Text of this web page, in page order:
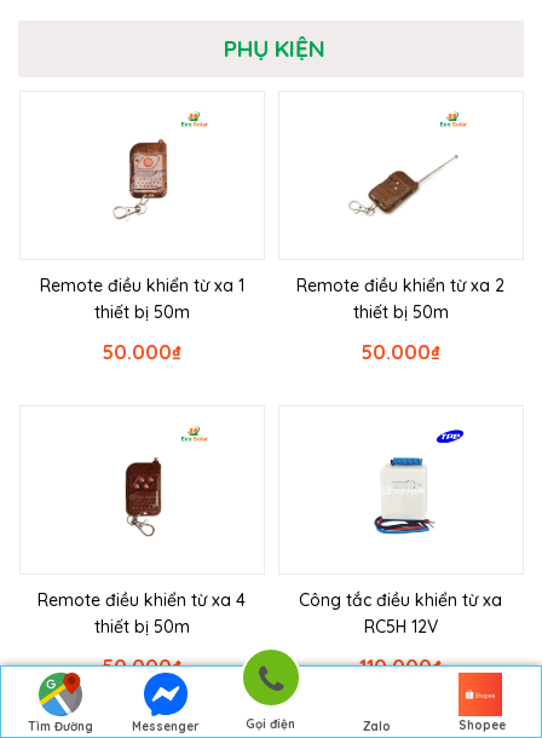
Tìm Đường
Messenger Gọi điện Zalo Shopee
PHỤ KIỆN
Remote điều khiển từ xa 1
thiết bị 50m
₫
50.000
Remote điều khiển từ xa 2
thiết bị 50m
₫
50.000
Remote điều khiển từ xa 4
thiết bị 50m
₫
50.000
Công tắc điều khiển từ xa
RC5H 12V
₫
110.000